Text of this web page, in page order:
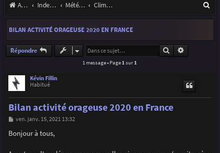
Accueil Index du forum Météo et climatologie des orages Climatologie des orages
e
BILAN ACTIVITÉ ORAGEUSE 2020 EN FRANCE
Répondre Rechercher
1 message • Page 1 sur 1
Kévin Fillin
Habitué
Bilan activité orageuse 2020 en France
M
s
s
ven. janv. 15, 2021 13:32
Bonjour à tous,